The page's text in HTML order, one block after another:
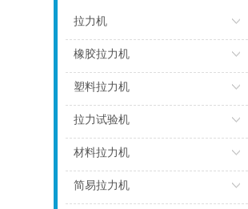
拉力机
橡胶拉力机
塑料拉力机
拉力试验机
材料拉力机
简易拉力机